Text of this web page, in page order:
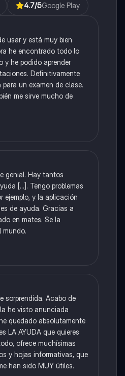
4.7/5Google Play
usar y está muy bien
he encontrado todo lo
y he podido aprender
Definitivamente
un examen de clase.
me sirve mucho de
genial. Hay tantos
[...]. Tengo problemas
ejemplo, y la aplicación
de ayuda. Gracias a
en mates. Se la
mundo.
sorprendida. Acabo de
he visto anunciada
quedado absolutamente
LA AYUDA que quieres
ofrece muchísimas
y hojas informativas, que
han sido MUY útiles.